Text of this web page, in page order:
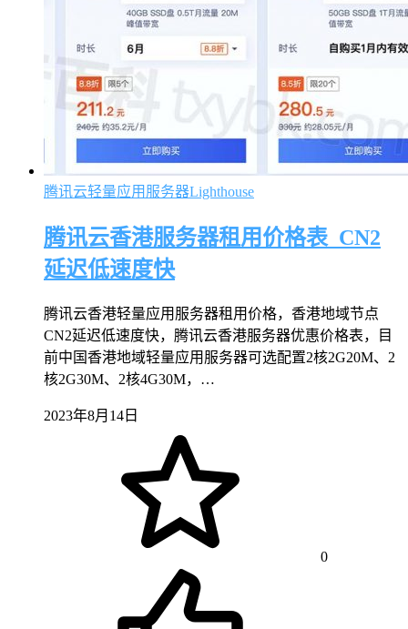
腾讯云轻量应用服务器Lighthouse
腾讯云香港服务器租用价格表_CN2
延迟低速度快
腾讯云香港轻量应用服务器租用价格，香港地域节点
CN2延迟低速度快，腾讯云香港服务器优惠价格表，目
前中国香港地域轻量应用服务器可选配置2核2G20M、2
核2G30M、2核4G30M，…
2023年8月14日
0